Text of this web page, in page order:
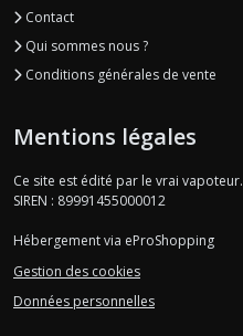
Contact
Qui sommes nous ?
Conditions générales de vente
Mentions légales
Ce site est édité par le vrai vapoteur.
SIREN : 89991455000012
Hébergement via eProShopping
Gestion des cookies
Données personnelles